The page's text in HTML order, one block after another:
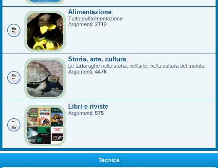
Alimentazione
Tutto sull'alimentazione
Argomenti: 2712
Storia, arte, cultura
Le tartarughe nella storia, nell'arte, nella cultura del mondo.
Argomenti: 4476
Libri e riviste
Argomenti: 575
Tecnica